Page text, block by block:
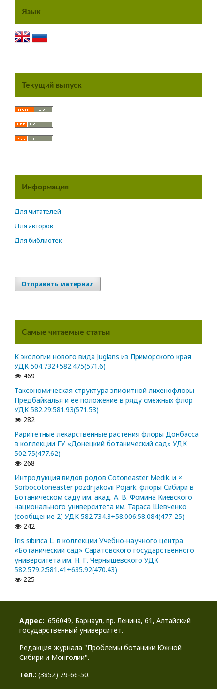
Язык
Текущий выпуск
Информация
Для читателей
Для авторов
Для библиотек
Отправить материал
Самые читаемые статьи
К экологии нового вида Juglans из Приморского края
УДК 504.732+582.475(571.6)
469
Таксономическая структура эпифитной лихенофлоры
Предбайкалья и ее положение в ряду смежных флор
УДК 582.29:581.93(571.53)
282
Раритетные лекарственные растения флоры Донбасса
в коллекции ГУ «Донецкий ботанический сад» УДК
502.75(477.62)
268
Интродукция видов родов Cotoneaster Medik. и ×
Sorbocotoneaster pozdnjakovii Pojark. флоры Сибири в
Ботаническом саду им. акад. А. В. Фомина Киевского
национального университета им. Тараса Шевченко
(сообщение 2) УДК 582.734.3+58.006:58.084(477-25)
242
Iris sibirica L. в коллекции Учебно-научного центра
«Ботанический сад» Саратовского государственного
университета им. Н. Г. Чернышевского УДК
582.579.2:581.41+635.92(470.43)
225
Адрес: 656049, Барнаул, пр. Ленина, 61, Алтайский
государственный университет.
Редакция журнала "Проблемы ботаники Южной
Сибири и Монголии".
Тел.: (3852) 29-66-50.